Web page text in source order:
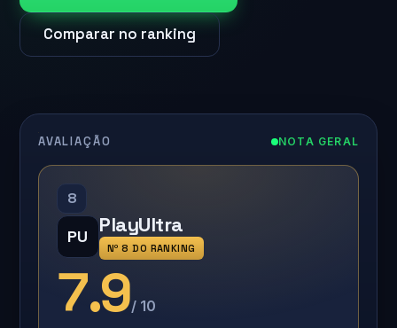
Comparar no ranking
AVALIAÇÃO NOTA GERAL
8
PU PlayUltra
Nº 8 DO RANKING
7.9/ 10